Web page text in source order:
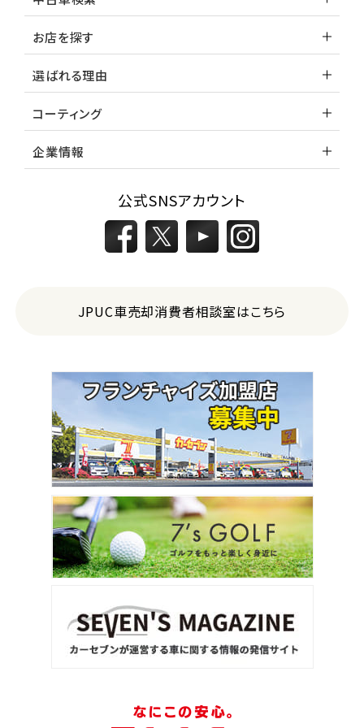
お店を探す
選ばれる理由
コーティング
企業情報
公式SNSアカウント
JPUC車売却消費者相談室はこちら